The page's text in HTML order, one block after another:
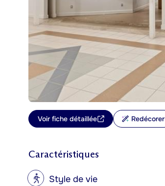
Voir fiche détaillée Redécorer
Caractéristiques
? Style de vie